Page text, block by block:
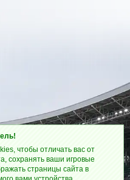
чтобы отличать вас от
сохранять ваши игровые
страницы сайта в